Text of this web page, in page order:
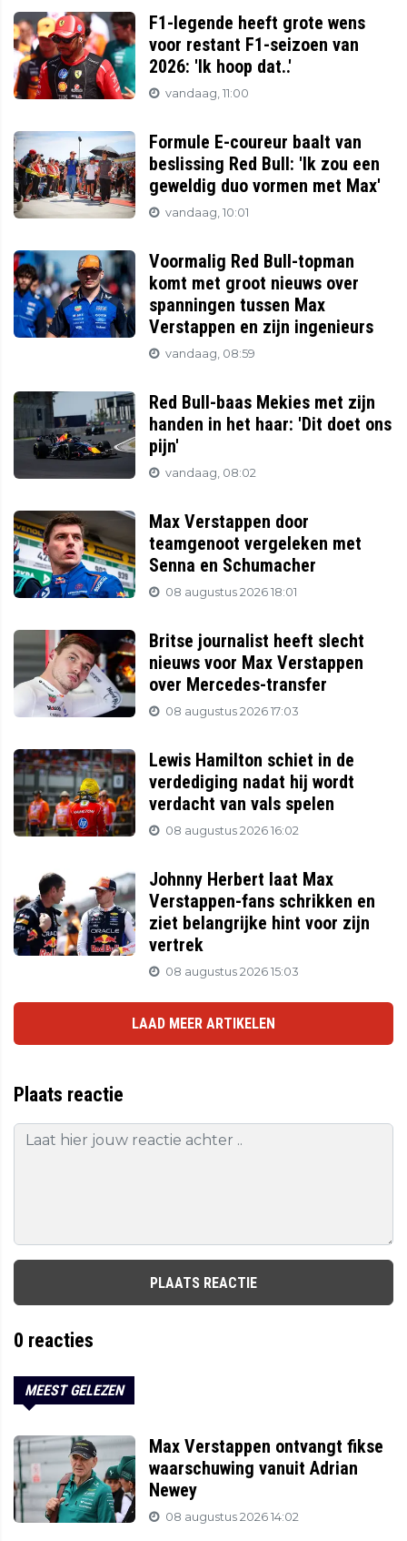
F1-legende heeft grote wens
voor restant F1-seizoen van
2026: 'Ik hoop dat..'
vandaag, 11:00
Formule E-coureur baalt van
beslissing Red Bull: 'Ik zou een
geweldig duo vormen met Max'
vandaag, 10:01
Voormalig Red Bull-topman
komt met groot nieuws over
spanningen tussen Max
Verstappen en zijn ingenieurs
vandaag, 08:59
Red Bull-baas Mekies met zijn
handen in het haar: 'Dit doet ons
pijn'
vandaag, 08:02
Max Verstappen door
teamgenoot vergeleken met
Senna en Schumacher
08 augustus 2026 18:01
Britse journalist heeft slecht
nieuws voor Max Verstappen
over Mercedes-transfer
08 augustus 2026 17:03
Lewis Hamilton schiet in de
verdediging nadat hij wordt
verdacht van vals spelen
08 augustus 2026 16:02
Johnny Herbert laat Max
Verstappen-fans schrikken en
ziet belangrijke hint voor zijn
vertrek
08 augustus 2026 15:03
LAAD MEER ARTIKELEN
Plaats reactie
PLAATS REACTIE
0 reacties
MEEST GELEZEN
Max Verstappen ontvangt fikse
waarschuwing vanuit Adrian
Newey
08 augustus 2026 14:02